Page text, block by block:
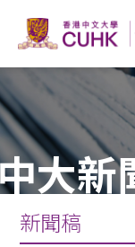
大新
新聞稿